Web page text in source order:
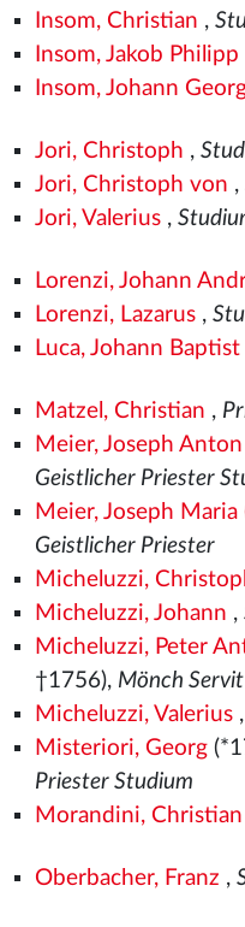
Insom, Christian ,
Insom, Jakob Philipp
Insom, Johann
Jori, Christoph ,
Jori, Christoph von ,
Jori, Valerius,
Lorenzi, Johann
Lorenzi, Lazarus,
Luca, Johann Baptist
Matzel, Christian ,
Meier, Joseph
Geistlicher Priester
Meier, Joseph Maria
Geistlicher Priester
Micheluzzi,
Micheluzzi, Johann ,
Micheluzzi, Peter
†1756), Mönch
Micheluzzi, Valerius,
Misteriori, Georg
Priester Studium
Morandini, Christian
Oberbacher, Franz ,